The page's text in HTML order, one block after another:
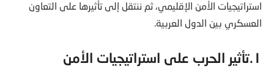
استراتيجيات الأمن الإقليمي، ثم ننتقل إلى تأثيرها على التعاون
العسكري بين الدول العربية.
١.تأثير الحرب على استراتيجيات الأمن